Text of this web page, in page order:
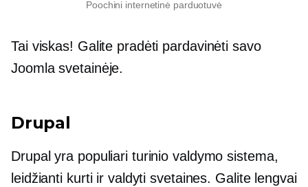
Poochini internetinė parduotuvė
Tai viskas! Galite pradėti pardavinėti savo
Joomla svetainėje.
Drupal
Drupal yra populiari turinio valdymo sistema,
leidžianti kurti ir valdyti svetaines. Galite lengvai